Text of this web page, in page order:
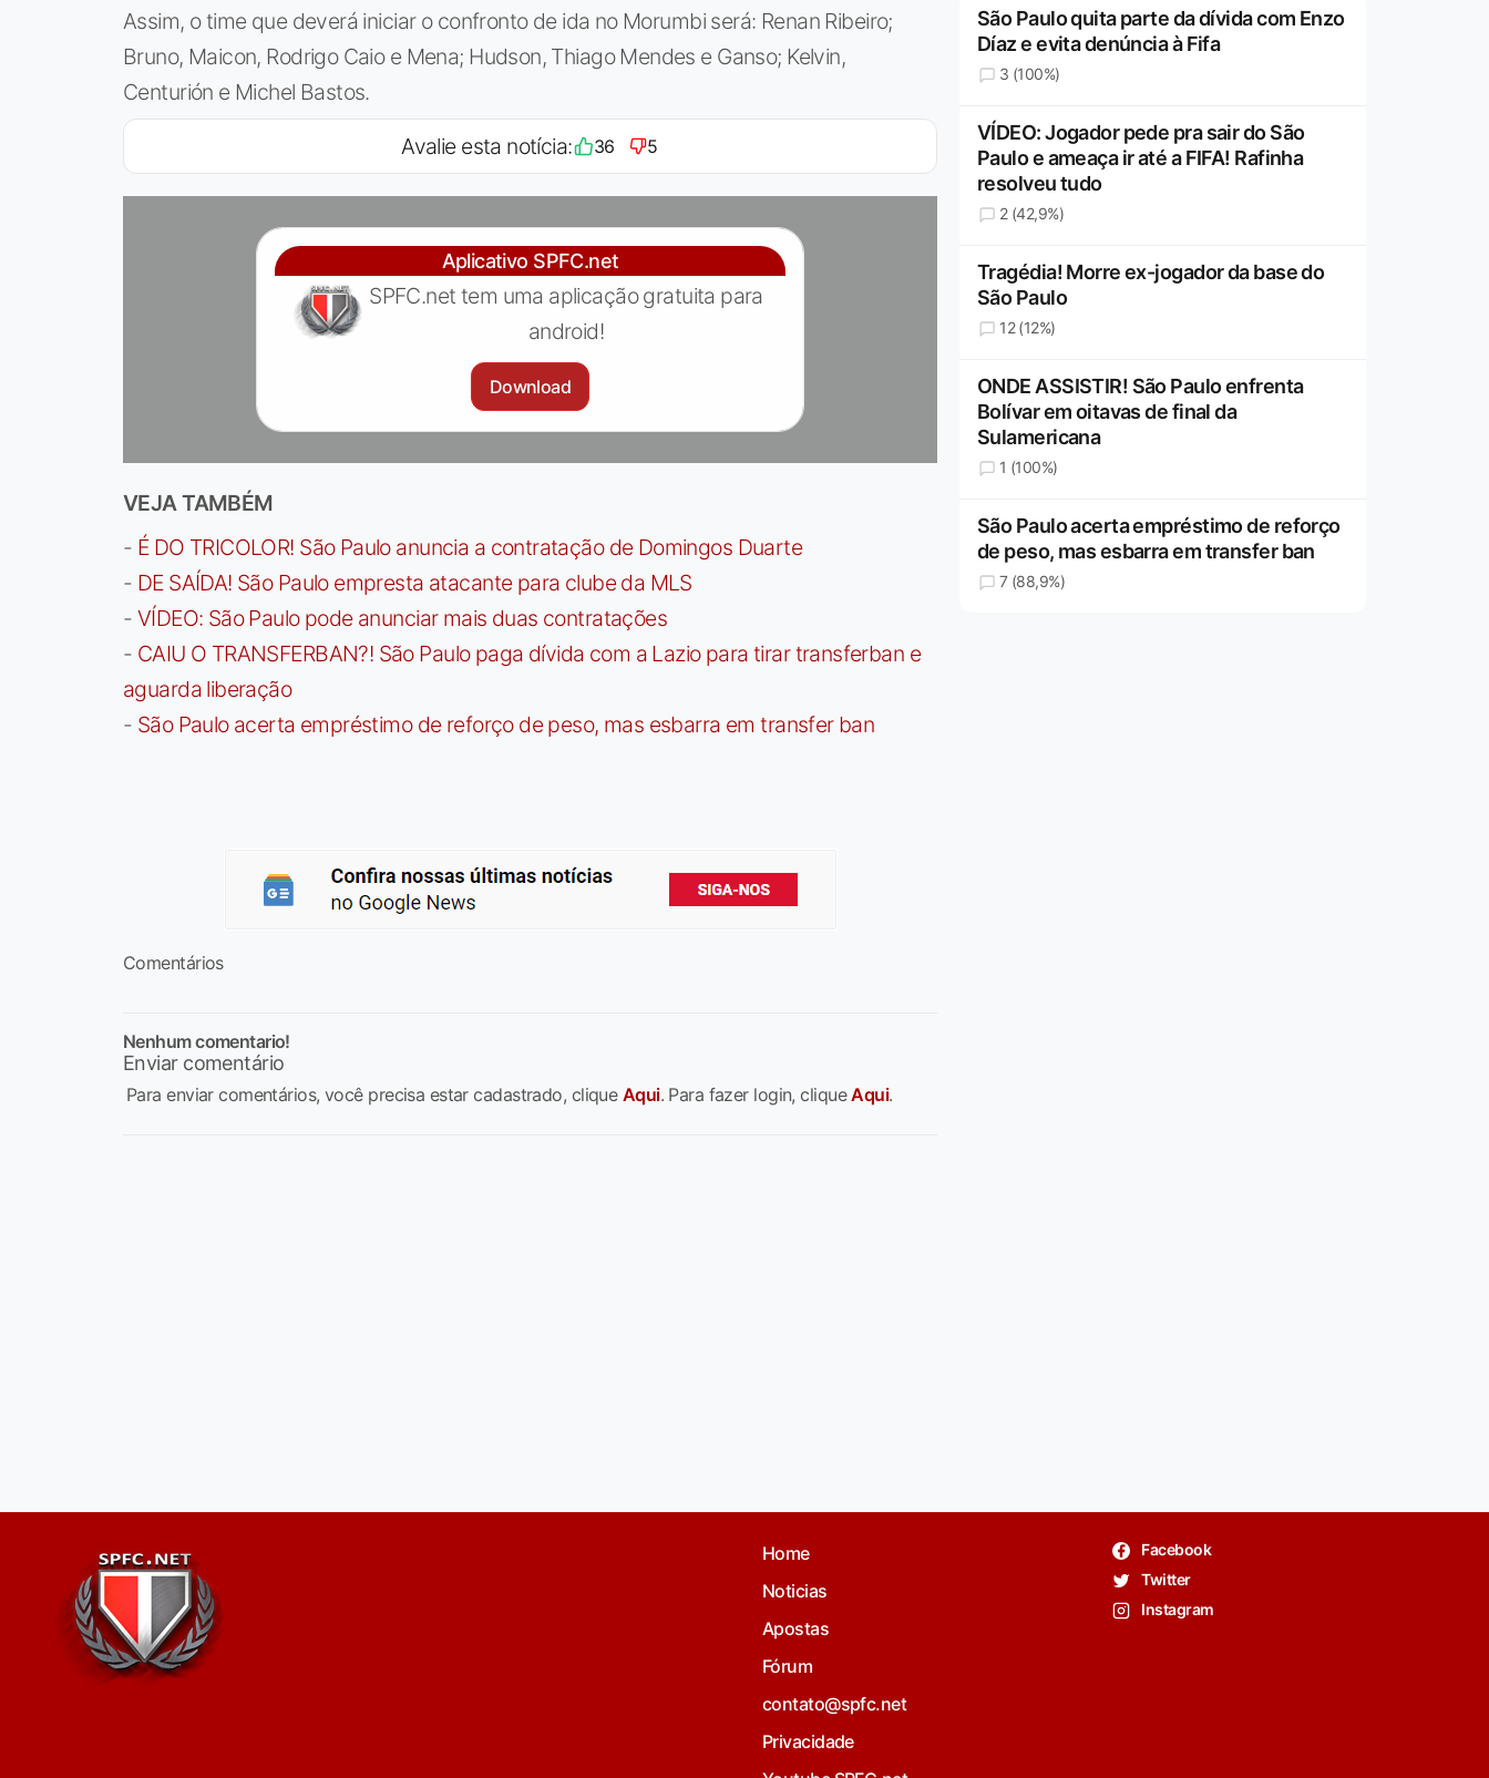
Assim, o time que deverá iniciar o confronto de ida no Morumbi será: Renan Ribeiro;
Bruno, Maicon, Rodrigo Caio e Mena; Hudson, Thiago Mendes e Ganso; Kelvin,
Centurión e Michel Bastos.
Avalie esta notícia: 36 5
Aplicativo SPFC.net
SPFC.net tem uma aplicação gratuita para
android!
Download
VEJA TAMBÉM
- É DO TRICOLOR! São Paulo anuncia a contratação de Domingos Duarte
- DE SAÍDA! São Paulo empresta atacante para clube da MLS
- VÍDEO: São Paulo pode anunciar mais duas contratações
- CAIU O TRANSFERBAN?! São Paulo paga dívida com a Lazio para tirar transferban e
aguarda liberação
- São Paulo acerta empréstimo de reforço de peso, mas esbarra em transfer ban
Comentários
Nenhum comentario!
Enviar comentário
Para enviar comentários, você precisa estar cadastrado, clique Aqui. Para fazer login, cliqueAqui.
São Paulo quita parte da dívida com Enzo
Díaz e evita denúncia à Fifa
3 (100%)
VÍDEO: Jogador pede pra sair do São
Paulo e ameaça ir até a FIFA! Rafinha
resolveu tudo
2 (42,9%)
Tragédia! Morre ex-jogador da base do
São Paulo
12 (12%)
ONDE ASSISTIR! São Paulo enfrenta
Bolívar em oitavas de final da
Sulamericana
1 (100%)
São Paulo acerta empréstimo de reforço
de peso, mas esbarra em transfer ban
7 (88,9%)
Home
Noticias
Apostas
Fórum
contato@spfc.net
Privacidade
Facebook
Twitter
Instagram